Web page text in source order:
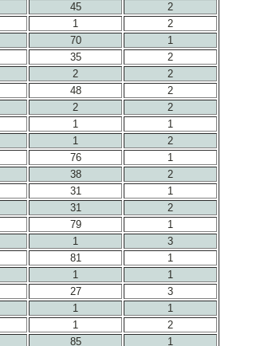
45
2
1
2
70
1
35
2
2
2
48
2
2
2
1
1
1
2
76
1
38
2
31
1
31
2
79
1
1
3
81
1
1
1
27
3
1
1
1
2
85
1